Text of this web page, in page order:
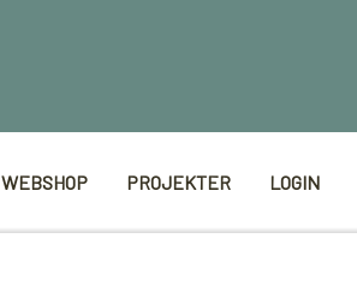
WEBSHOP PROJEKTER LOGIN